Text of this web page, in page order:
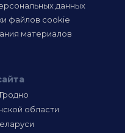
данных
файлов cookie
материалов
области